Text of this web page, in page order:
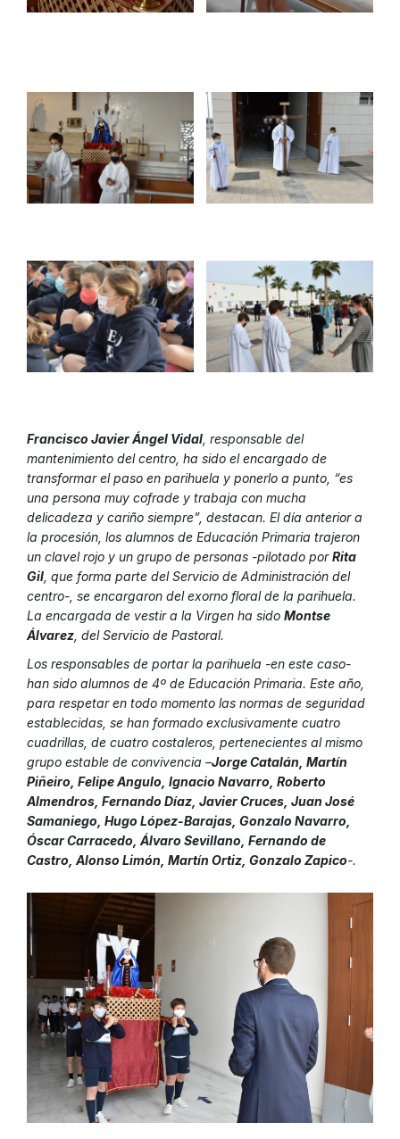
Francisco Javier Ángel Vidal , responsable del
mantenimiento del centro, ha sido el encargado de
transformar el paso en parihuela y ponerlo a punto, “es
una persona muy cofrade y trabaja con mucha
delicadeza y cariño siempre”, destacan. El día anterior a
la procesión, los alumnos de Educación Primaria trajeron
un clavel rojo y un grupo de personas -pilotado porRita
Gil , que forma parte del Servicio de Administración del
centro-, se encargaron del exorno floral de la parihuela.
La encargada de vestir a la Virgen ha sido Montse
Álvarez , del Servicio de Pastoral.
Los responsables de portar la parihuela -en este caso-
han sido alumnos de 4º de Educación Primaria. Este año,
para respetar en todo momento las normas de seguridad
establecidas, se han formado exclusivamente cuatro
cuadrillas, de cuatro costaleros, pertenecientes al mismo
grupo estable de convivencia –Jorge Catalán, Martín
Piñeiro, Felipe Angulo, Ignacio Navarro, Roberto
Almendros, Fernando Díaz, Javier Cruces, Juan José
Samaniego, Hugo López-Barajas, Gonzalo Navarro,
Óscar Carracedo, Álvaro Sevillano, Fernando de
Castro, Alonso Limón, Martín Ortiz, Gonzalo Zapico-.